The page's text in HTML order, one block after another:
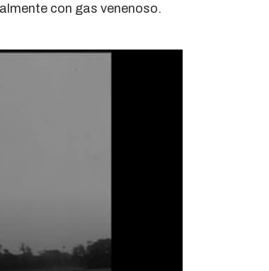
con gas venenoso.